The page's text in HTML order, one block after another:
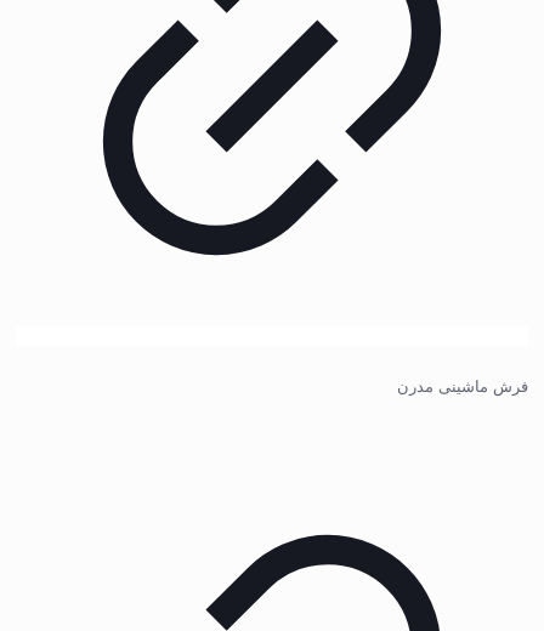
فرش ماشینی مدرن